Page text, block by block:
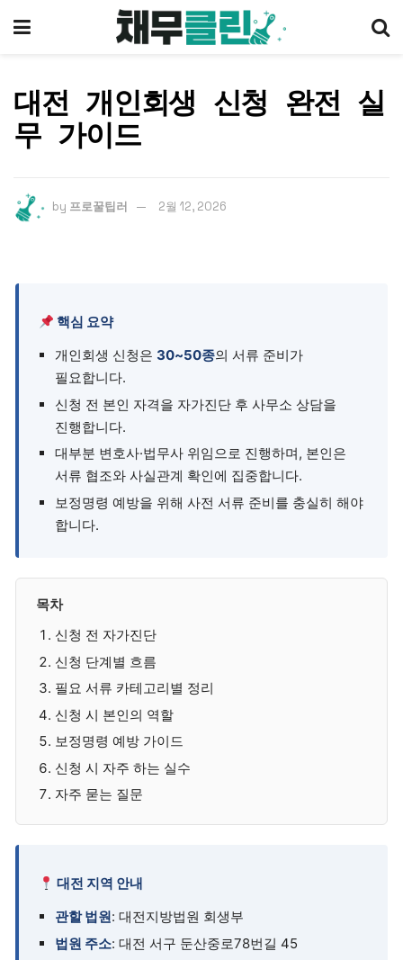
대전 개인회생 신청 완전 실
무 가이드
by 프로꿀팁러 2월 12, 2026
핵심 요약
개인회생 신청은 30~50종의 서류 준비가
필요합니다.
신청 전 본인 자격을 자가진단 후 사무소 상담을
진행합니다.
대부분 변호사·법무사 위임으로 진행하며, 본인은
서류 협조와 사실관계 확인에 집중합니다.
보정명령 예방을 위해 사전 서류 준비를 충실히 해야
합니다.
목차
신청 전 자가진단
신청 단계별 흐름
필요 서류 카테고리별 정리
신청 시 본인의 역할
보정명령 예방 가이드
신청 시 자주 하는 실수
자주 묻는 질문
대전 지역 안내
관할 법원: 대전지방법원 회생부
법원 주소: 대전 서구 둔산중로78번길 45